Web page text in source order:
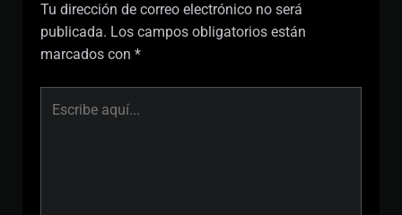
Tu dirección de correo electrónico no será
publicada. Los campos obligatorios están
marcados con *
ESCRIBE
AQUÍ...